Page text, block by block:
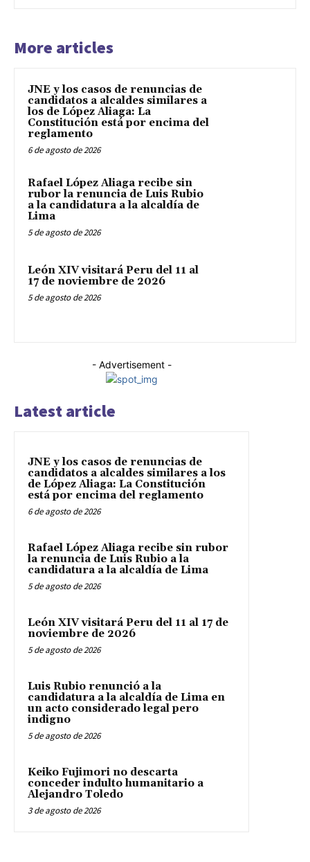
More articles
JNE y los casos de renuncias de
candidatos a alcaldes similares a
los de López Aliaga: La
Constitución está por encima del
reglamento
6 de agosto de 2026
Rafael López Aliaga recibe sin
rubor la renuncia de Luis Rubio
a la candidatura a la alcaldía de
Lima
5 de agosto de 2026
León XIV visitará Peru del 11 al
17 de noviembre de 2026
5 de agosto de 2026
- Advertisement -
Latest article
JNE y los casos de renuncias de
candidatos a alcaldes similares a los
de López Aliaga: La Constitución
está por encima del reglamento
6 de agosto de 2026
Rafael López Aliaga recibe sin rubor
la renuncia de Luis Rubio a la
candidatura a la alcaldía de Lima
5 de agosto de 2026
León XIV visitará Peru del 11 al 17 de
noviembre de 2026
5 de agosto de 2026
Luis Rubio renunció a la
candidatura a la alcaldía de Lima en
un acto considerado legal pero
indigno
5 de agosto de 2026
Keiko Fujimori no descarta
conceder indulto humanitario a
Alejandro Toledo
3 de agosto de 2026